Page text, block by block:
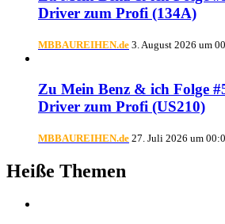
Driver zum Profi (134A)
MBBAUREIHEN.de 3. August 2026 um
Zu Mein Benz & ich Folge
Driver zum Profi (US210)
MBBAUREIHEN.de 27. Juli 2026 um
Heiße Themen